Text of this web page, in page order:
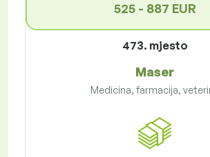
525 - 887 EUR
473. mjesto
Maser
Medicina, farmacija,